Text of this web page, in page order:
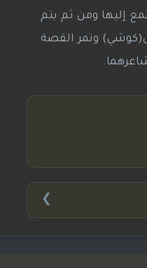
إليها ومن ثم يتم
وتمر القصة
❯